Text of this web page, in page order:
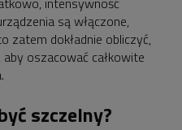
są włączone,
zatem dokładnie obliczyć,
oszacować całkowite
szczelny?